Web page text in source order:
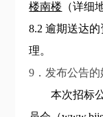
楼南楼 （详细
8.2逾期送达
理。
9．发布公告的
本次招标